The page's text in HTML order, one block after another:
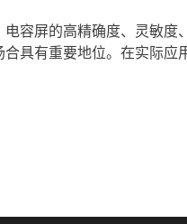
容屏的高精确度、灵敏
具有重要地位。在实际应